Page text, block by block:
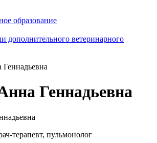
образование
дополнительного ветеринарного
Геннадьевна
терапевт, пульмонолог